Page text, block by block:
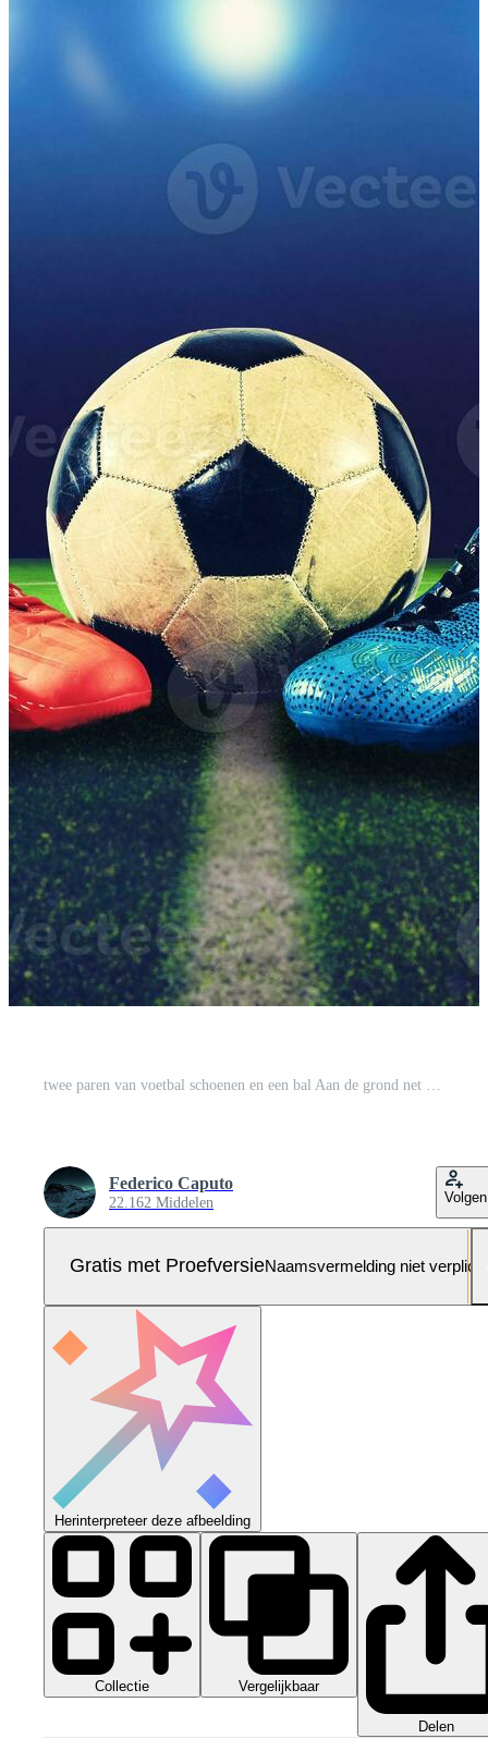
Federico Caputo
22.162 Middelen Volgen
Gratis met ProefversieNaamsvermelding niet verplicht
Herinterpreteer deze afbeelding
Collectie Vergelijkbaar
Delen